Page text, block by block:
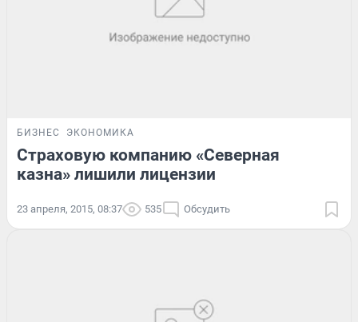
БИЗНЕС ЭКОНОМИКА
Страховую компанию «Северная
казна» лишили лицензии
23 апреля, 2015, 08:37 535 Обсудить